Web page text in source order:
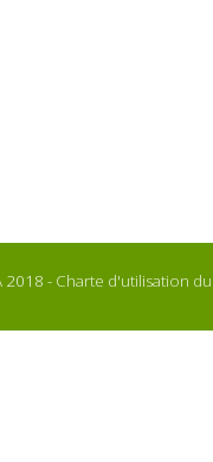
2018 - Charte d'utilisation